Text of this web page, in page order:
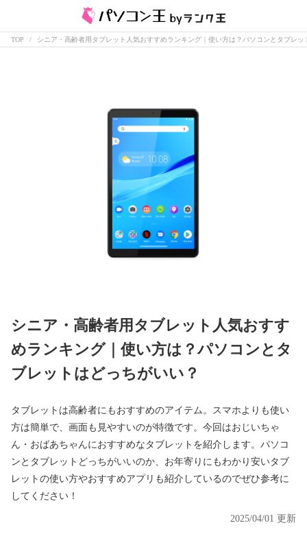
TOP シニア・高齢者用タブレット人気おすすめランキング｜使い方は？パソコンとタブレッ
シニア・高齢者用タブレット人気おすす
めランキング｜使い方は？パソコンとタ
ブレットはどっちがいい？
タブレットは高齢者にもおすすめのアイテム。スマホよりも使い
方は簡単で、画面も見やすいのが特徴です。今回はおじいちゃ
ん・おばあちゃんにおすすめなタブレットを紹介します。パソコ
ンとタブレットどっちがいいのか、お年寄りにもわかり安いタブ
レットの使い方やおすすめアプリも紹介しているのでぜひ参考に
してください！
2025/04/01 更新